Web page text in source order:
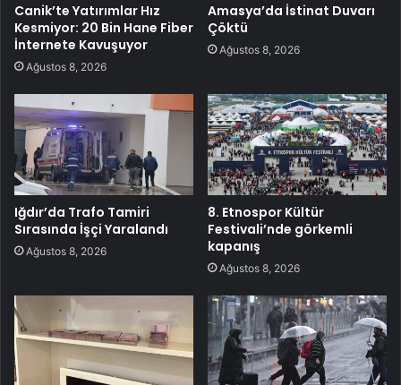
Canik’te Yatırımlar Hız
Kesmiyor: 20 Bin Hane Fiber
İnternete Kavuşuyor
Ağustos 8, 2026
Amasya’da İstinat Duvarı
Çöktü
Ağustos 8, 2026
Iğdır’da Trafo Tamiri
Sırasında İşçi Yaralandı
Ağustos 8, 2026
8. Etnospor Kültür
Festivali’nde görkemli
kapanış
Ağustos 8, 2026